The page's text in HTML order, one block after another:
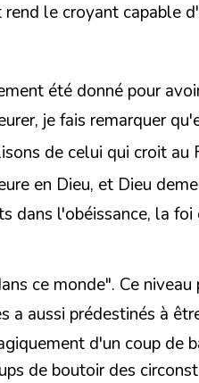
le croyant capable
été donné pour
je fais remarquer
de celui qui croit au
en Dieu, et Dieu
dans l'obéissance, la foi
ce monde". Ce
a aussi prédestinés à
d'un coup de
de boutoir des